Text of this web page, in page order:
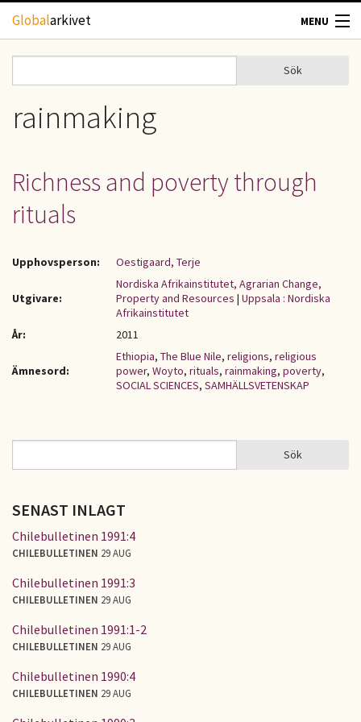
Hoppa till huvudinnehåll
Globalarkivet MENU
TIDSKRIFTER
UPPHOVSRÄTT
Sökformulär
Sök
rainmaking
Richness and poverty through
rituals
Upphovsperson: Oestigaard, Terje
Utgivare:
Nordiska Afrikainstitutet, Agrarian Change,
Property and Resources | Uppsala : Nordiska
Afrikainstitutet
År:
2011
Ämnesord:
Ethiopia, The Blue Nile, religions, religious
power, Woyto, rituals, rainmaking, poverty,
SOCIAL SCIENCES, SAMHÄLLSVETENSKAP
SÖKFORMULÄR Sök
SENAST INLAGT
Chilebulletinen 1991:4
CHILEBULLETINEN 29 AUG
Chilebulletinen 1991:3
CHILEBULLETINEN 29 AUG
Chilebulletinen 1991:1-2
CHILEBULLETINEN 29 AUG
Chilebulletinen 1990:4
CHILEBULLETINEN 29 AUG